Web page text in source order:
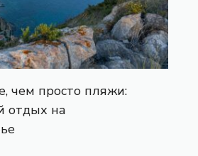
чем просто пляжи:
отдых на